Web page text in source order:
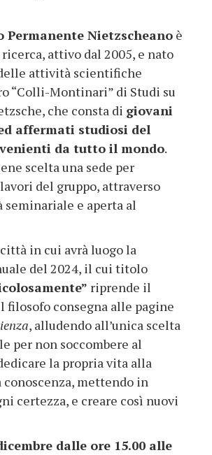
Permanente Nietzscheano è
attivo dal 2005, e nato
attività scientifiche
“Colli-Montinari” di Studi su
che consta di giovani
affermati studiosi del
da tutto il mondo.
scelta una sede per
del gruppo, attraverso
seminariale e aperta al
in cui avrà luogo la
del 2024, il cui titolo
riprende il
filosofo consegna alle pagine
, alludendo all’unica scelta
per non soccombere al
la propria vita alla
conoscenza, mettendo in
certezza, e creare così nuovi
dalle ore 15.00 alle